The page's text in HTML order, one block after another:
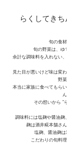
らくしてき
旬の食
旬の野菜は、ゆ
余計な調味料を入れない
見た目が悪いけど味は変
野
本当に家族に食べてもら
その想いから ”
調味料には塩麹や醤油麹
麹は酒井糀本舗さ
塩麹、醤油麹は
こだわりの旬料